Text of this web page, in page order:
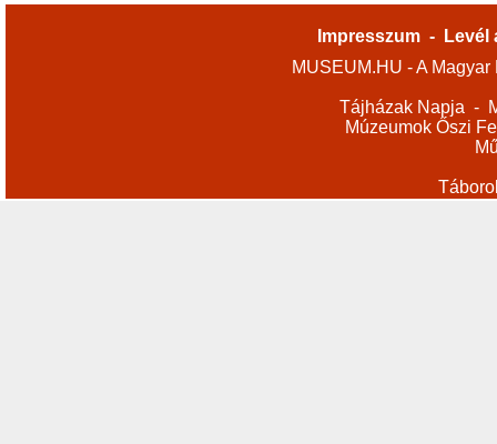
Impresszum -
Levél
MUSEUM.HU - A
Tájházak Napja -
Múzeumok Őszi